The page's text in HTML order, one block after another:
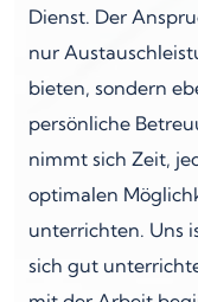
Dienst. Der
nur
bieten, sondern
persönliche
nimmt sich Zeit,
optimalen
unterrichten. Uns
sich gut